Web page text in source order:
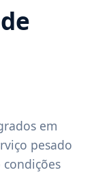
em
pesado